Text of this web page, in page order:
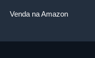
Venda na Amazon